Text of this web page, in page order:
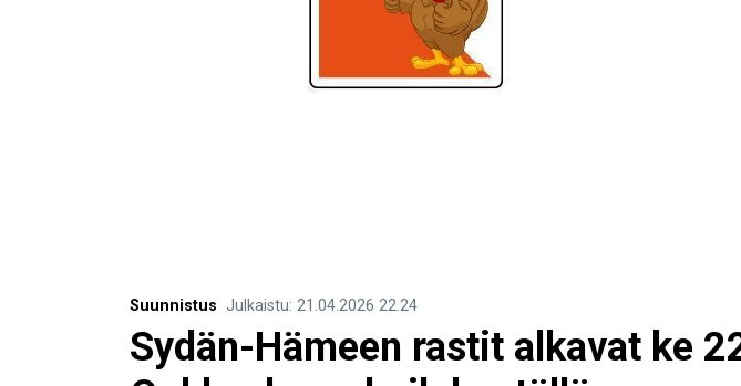
Suunnistus Julkaistu: 21.04.2026 22.24
Sydän-Hämeen rastit alkavat ke